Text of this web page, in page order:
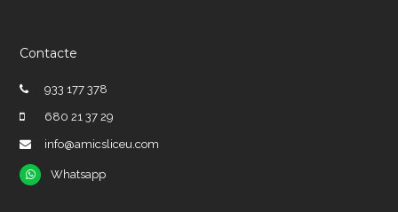
Contacte
933 177 378
680 21 37 29
info@amicsliceu.com
Whatsapp
Whatsapp